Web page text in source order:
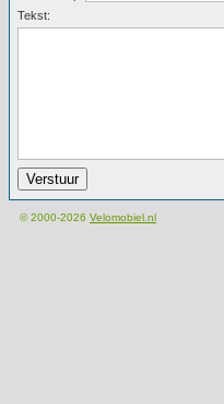
Tekst:
© 2000-2026 Velomobiel.nl